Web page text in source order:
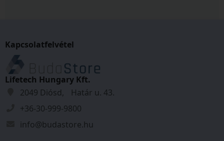
XS - 44-48 cm
S - 48-52 cm
M - 52-56 cm
Kapcsolatfelvétel
Lifetech Hungary Kft.
2049 Diósd, Határ u. 43.
+36-30-999-9800
info@budastore.hu